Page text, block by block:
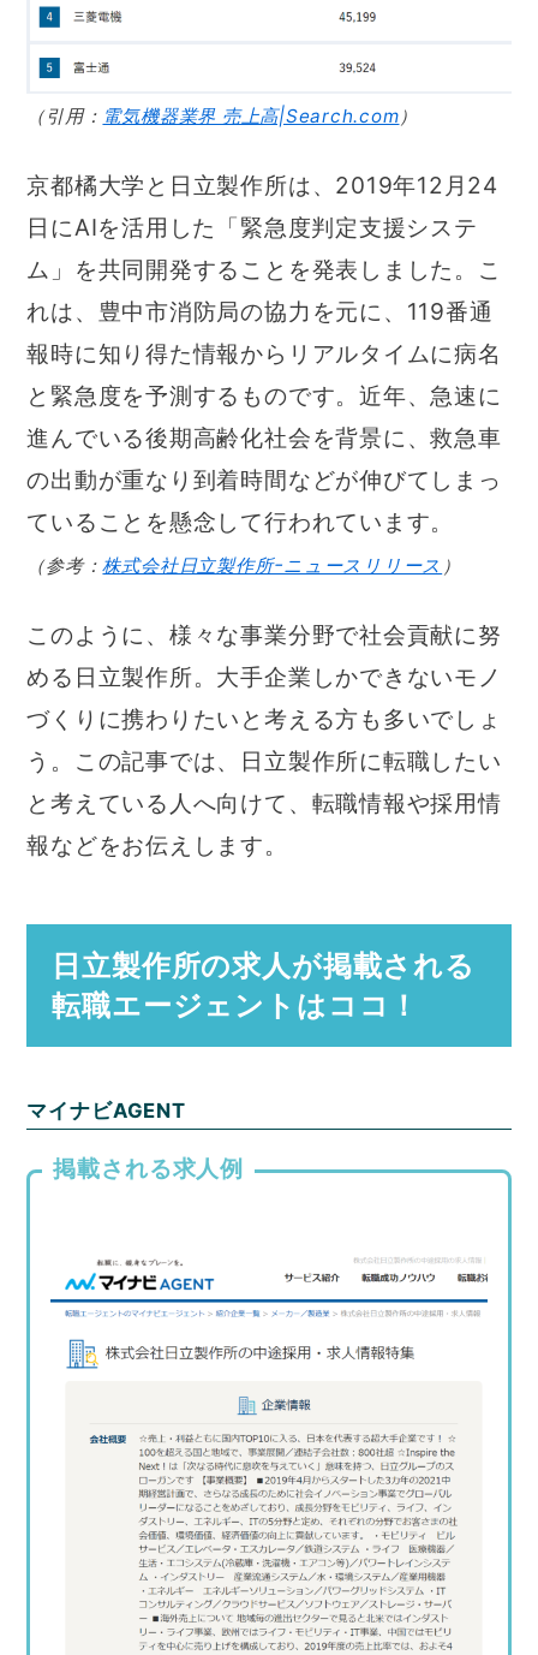
（引用： 電気機器業界 売上高|Search.com）
京都橘大学と日立製作所は、2019年12月24
日にAIを活用した「緊急度判定支援システ
ム」を共同開発することを発表しました。こ
れは、豊中市消防局の協力を元に、119番通
報時に知り得た情報からリアルタイムに病名
と緊急度を予測するものです。近年、急速に
進んでいる後期高齢化社会を背景に、救急車
の出動が重なり到着時間などが伸びてしまっ
ていることを懸念して行われています。
（参考：株式会社日立製作所ｰニュースリリース ）
このように、様々な事業分野で社会貢献に努
める日立製作所。大手企業しかできないモノ
づくりに携わりたいと考える方も多いでしょ
う。この記事では、日立製作所に転職したい
と考えている人へ向けて、転職情報や採用情
報などをお伝えします。
日立製作所の求人が掲載される
転職エージェントはココ！
マイナビAGENT
掲載される求人例